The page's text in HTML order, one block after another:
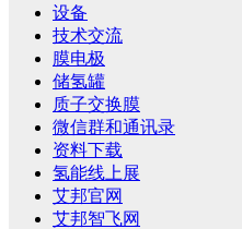
设备
技术交流
膜电极
储氢罐
质子交换膜
微信群和通讯录
资料下载
氢能线上展
艾邦官网
艾邦智飞网